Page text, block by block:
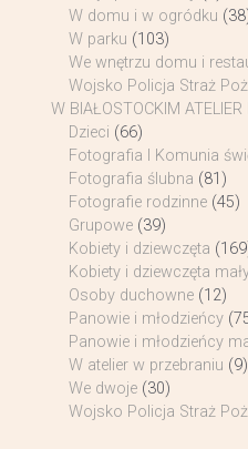
W domu i w ogródku
W parku (103)
We wnętrzu domu i
Wojsko Policja Straż
W BIAŁOSTOCKIM
Dzieci (66)
Fotografia I Komunia
Fotografia ślubna (81)
Fotografie rodzinne (45)
Grupowe (39)
Kobiety i dziewczęta
Kobiety i dziewczęta
Osoby duchowne (12)
Panowie i młodzieńcy
Panowie i młodzieńcy
W atelier w przebraniu (9)
We dwoje (30)
Wojsko Policja Straż